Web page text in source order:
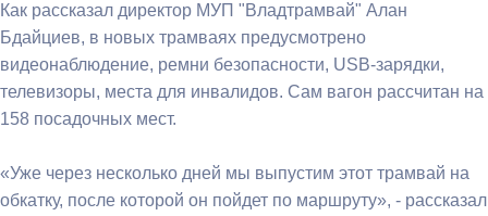
Как рассказал директор МУП "Владтрамвай" Алан
Бдайциев, в новых трамваях предусмотрено
видеонаблюдение, ремни безопасности, USB-зарядки,
телевизоры, места для инвалидов. Сам вагон рассчитан на
158 посадочных мест.
«Уже через несколько дней мы выпустим этот трамвай на
обкатку, после которой он пойдет по маршруту», - рассказал